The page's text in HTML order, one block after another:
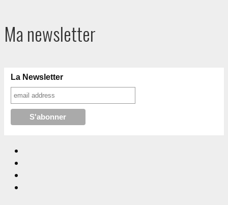
Ma newsletter
La Newsletter